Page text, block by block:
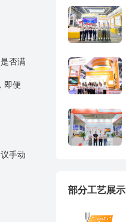
是否满
即便
手动
部分工艺展示